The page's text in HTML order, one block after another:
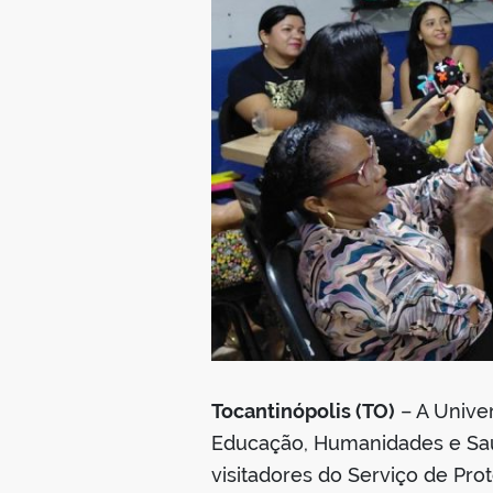
Tocantinópolis (TO) – A
Educação, Humanidades e
visitadores do Serviço de